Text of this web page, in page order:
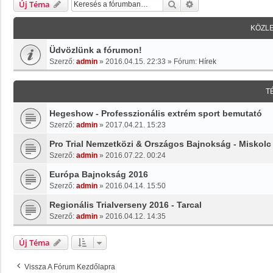
Új Téma Keresés
Üdvözlünk a fórumon!
Szerző: admin » 2016.04.15. 22:33 » Fórum: Hírek
Hegeshow - Professzionális extrém sport bemutató
Szerző: admin » 2017.04.21. 15:23
Pro Trial Nemzetközi & Országos Bajnokság - Miskolc
Szerző: admin » 2016.07.22. 00:24
Európa Bajnokság 2016
Szerző: admin » 2016.04.14. 15:50
Regionális Trialverseny 2016 - Tarcal
Szerző: admin » 2016.04.12. 14:35
Új Téma
Vissza A Fórum Kezdőlapra